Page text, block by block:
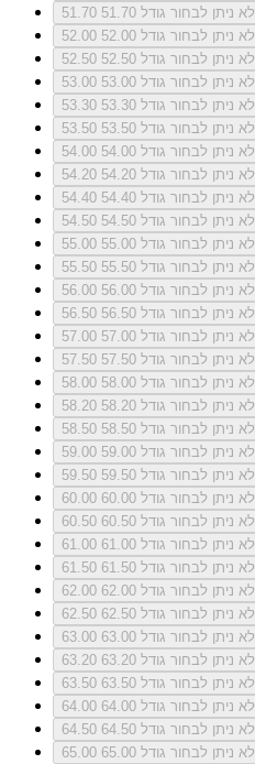
51.70
לא ניתן לבחור גודל 51.70
52.00
לא ניתן לבחור גודל 52.00
52.50
לא ניתן לבחור גודל 52.50
53.00
לא ניתן לבחור גודל 53.00
53.30
לא ניתן לבחור גודל 53.30
53.50
לא ניתן לבחור גודל 53.50
54.00
לא ניתן לבחור גודל 54.00
54.20
לא ניתן לבחור גודל 54.20
54.40
לא ניתן לבחור גודל 54.40
54.50
לא ניתן לבחור גודל 54.50
55.00
לא ניתן לבחור גודל 55.00
55.50
לא ניתן לבחור גודל 55.50
56.00
לא ניתן לבחור גודל 56.00
56.50
לא ניתן לבחור גודל 56.50
57.00
לא ניתן לבחור גודל 57.00
57.50
לא ניתן לבחור גודל 57.50
58.00
לא ניתן לבחור גודל 58.00
58.20
לא ניתן לבחור גודל 58.20
58.50
לא ניתן לבחור גודל 58.50
59.00
לא ניתן לבחור גודל 59.00
59.50
לא ניתן לבחור גודל 59.50
60.00
לא ניתן לבחור גודל 60.00
60.50
לא ניתן לבחור גודל 60.50
61.00
לא ניתן לבחור גודל 61.00
61.50
לא ניתן לבחור גודל 61.50
62.00
לא ניתן לבחור גודל 62.00
62.50
לא ניתן לבחור גודל 62.50
63.00
לא ניתן לבחור גודל 63.00
63.20
לא ניתן לבחור גודל 63.20
63.50
לא ניתן לבחור גודל 63.50
64.00
לא ניתן לבחור גודל 64.00
64.50
לא ניתן לבחור גודל 64.50
65.00
לא ניתן לבחור גודל 65.00